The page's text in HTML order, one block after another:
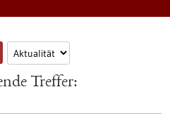
Treffer: